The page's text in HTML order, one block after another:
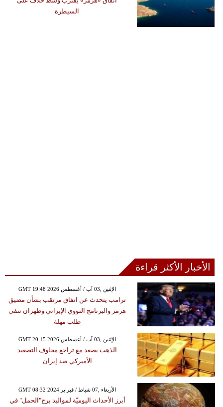
السيطرة
الأخبار الأكثر قراءة
GMT 19:48 2026 الإثنين ,03 آب / أغسطس
ترامب يتحدث عن اتفاق مرتقب بشأن مضيق
هرمز والبرنامج النووي الإيراني وطهران تنفي
طلب مهلة
GMT 20:15 2026 الإثنين ,03 آب / أغسطس
الذهب يصعد مع تراجع مخاوف التصعيد
الأميركي ضد إيران
GMT 08:32 2024 الأربعاء ,07 شباط / فبراير
أبرز الأحداث اليوميّة لمواليد برج"الحمل" في